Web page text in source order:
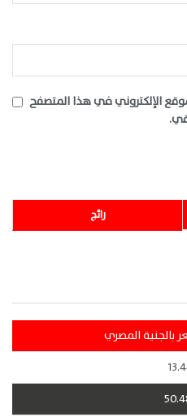
الإلكتروني في هذا المتصفح
رائج
بالجنية المصري